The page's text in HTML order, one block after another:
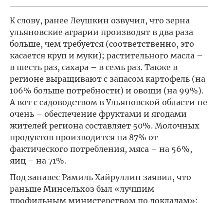
К слову, ранее Леушкин озвучил, что зерна
ульяновские аграрии производят в два раза
больше, чем требуется (соответственно, это
касается круп и муки); растительного масла –
в шесть раз, сахара – в семь раз. Также в
регионе выращивают с запасом картофель (на
106% больше потребности) и овощи (на 99%).
А вот с садоводством в Ульяновской области не
очень – обеспечение фруктами и ягодами
жителей региона составляет 50%. Молочных
продуктов производится на 87% от
фактического потребления, мяса – на 56%,
яиц – на 71%.
Под занавес Рамиль Хайруллин заявил, что
раньше Минсельхоз был «лучшим
профильным министерством по докладам»: